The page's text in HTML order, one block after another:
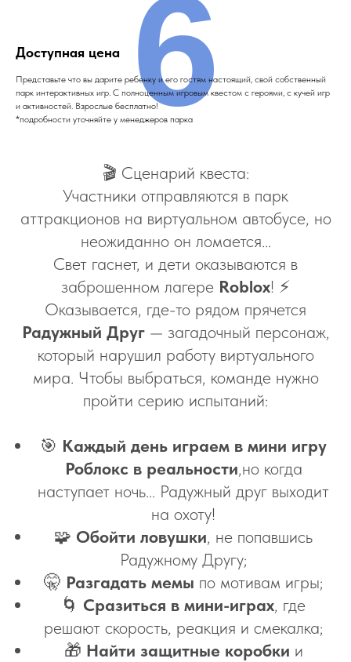
Доступная цена
Представьте что вы дарите ребенку и его гостям настоящий, свой собственный
парк интерактивных игр. С полноценным игровым квестом с героями, с кучей игр
и активностей. Взрослые бесплатно!
*подробности уточняйте у менеджеров парка
6
🎬 Сценарий квеста:
Участники отправляются в парк
аттракционов на виртуальном автобусе, но
неожиданно он ломается...
Свет гаснет, и дети оказываются в
заброшенном лагере Roblox! ⚡
Оказывается, где-то рядом прячется
Радужный Друг— загадочный персонаж,
который нарушил работу виртуального
мира. Чтобы выбраться, команде нужно
пройти серию испытаний:
🎯 Каждый день играем в мини игру
Роблокс в реальности,но когда
наступает ночь... Радужный друг выходит
на охоту!
🧩 Обойти ловушки, не попавшись
Радужному Другу;
🤫 Разгадать мемы по мотивам игры;
🌀 Сразиться в мини-играх, где
решают скорость, реакция и смекалка;
🎁 Найти защитные коробки и